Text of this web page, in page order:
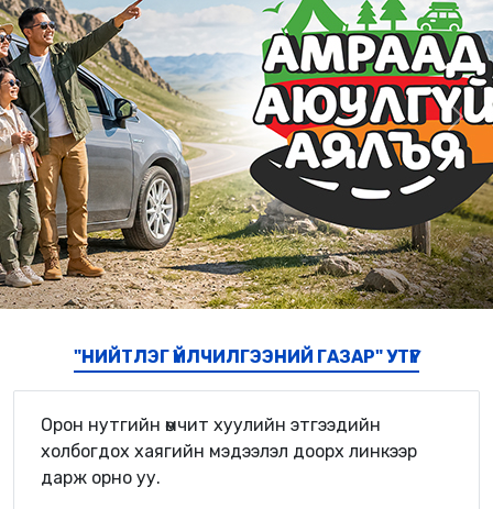
Previous Next
"НИЙТЛЭГ ҮЙЛЧИЛГЭЭНИЙ ГАЗАР" УТҮГ
Орон нутгийн өмчит хуулийн этгээдийн
холбогдох хаягийн мэдээлэл доорх линкээр
дарж орно уу.